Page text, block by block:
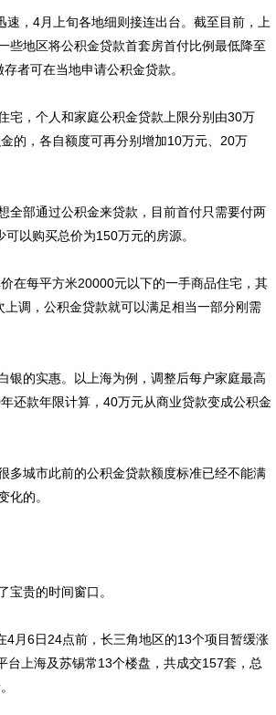
，4月上旬各地细则接连出台。截至目前，上
些地区将公积金贷款首套房首付比例最低降至
者可在当地申请公积金贷款。
，个人和家庭公积金贷款上限分别由30万
的，各自额度可再分别增加10万元、20万
部通过公积金来贷款，目前首付只需要付两
以购买总价为150万元的房源。
每平方米20000元以下的一手商品住宅，其
调，公积金贷款就可以满足相当一部分刚需
的实惠。以上海为例，调整后每户家庭最高
还款年限计算，40万元从商业贷款变成公积金
城市此前的公积金贷款额度标准已经不能满
化的。
贵的时间窗口。
月6日24点前，长三角地区的13个项目暂缓涨
上海及苏锡常13个楼盘，共成交157套，总